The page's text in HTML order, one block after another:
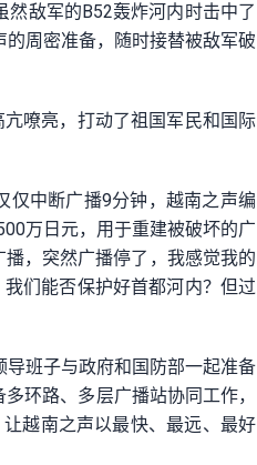
然敌军的B52轰炸河内时击中了
周密准备，随时接替被敌军破
嘹亮，打动了祖国军民和国际
仅中断广播9分钟，越南之声编
万日元，用于重建被破坏的广
，突然广播停了，我感觉我的
们能否保护好首都河内？但过
班子与政府和国防部一起准备
环路、多层广播站协同工作，
越南之声以最快、最远、最好